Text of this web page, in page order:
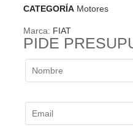
CATEGORÍA Motores
Marca: FIAT
PIDE